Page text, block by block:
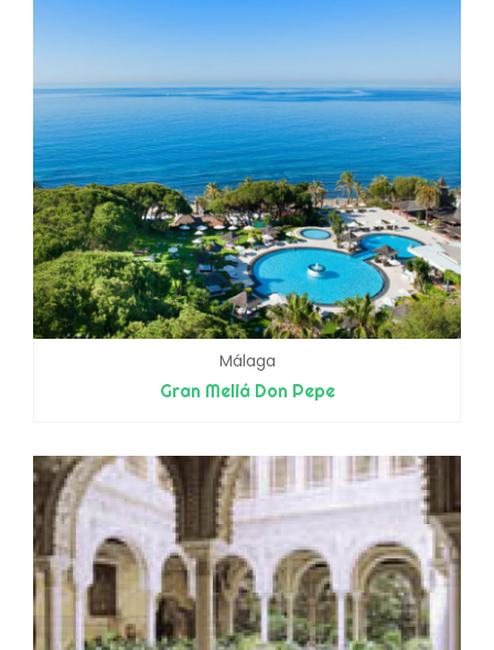
Málaga
Gran Meliá Don Pepe